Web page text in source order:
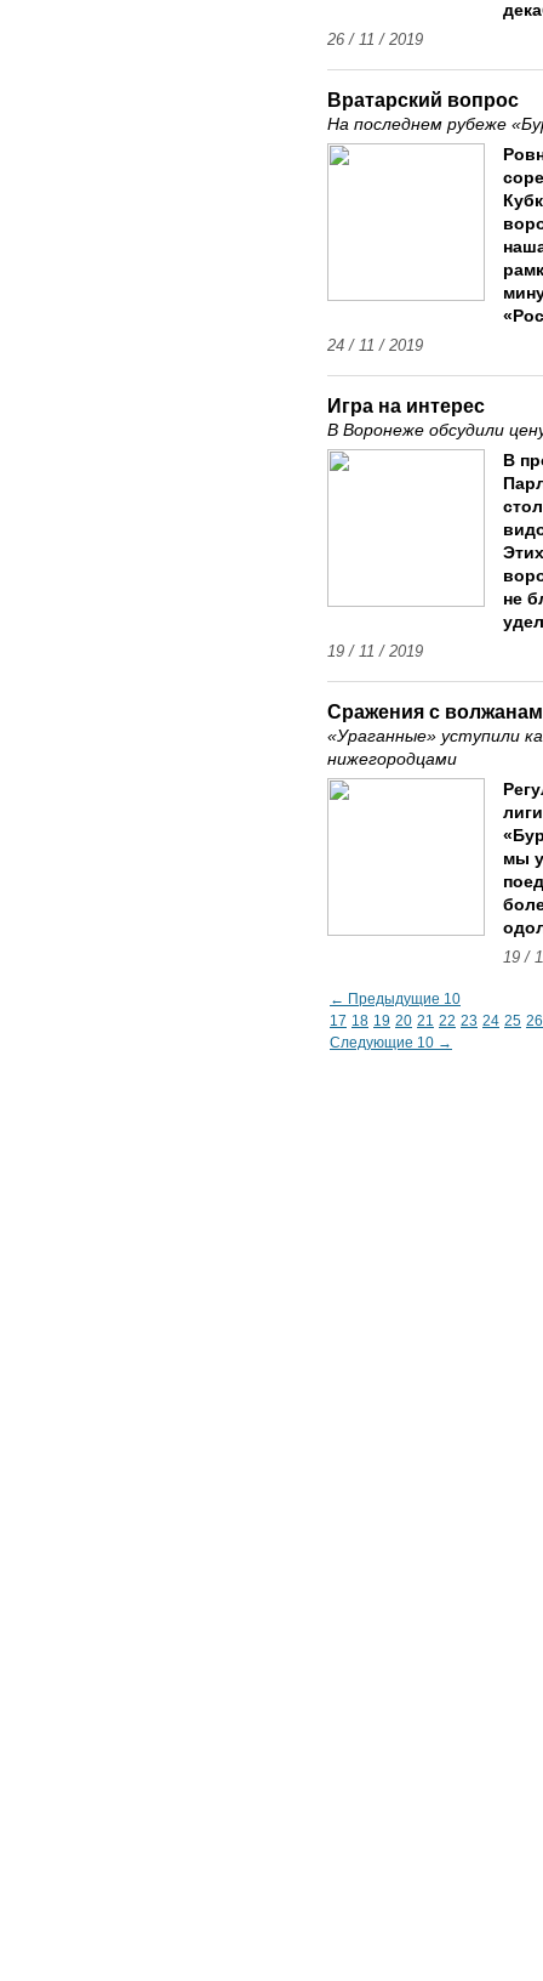
26 / 11 / 2019
Вратарский вопрос
На последнем рубеже
24 / 11 / 2019
Игра на интерес
В Воронеже обсудили
В
не
19 / 11 / 2019
Сражения с
«Ураганные» уступили
нижегородцами
мы
19 /
← Предыдущие 10
17 18 19 20 21 22 23 24 25 26
Следующие 10 →